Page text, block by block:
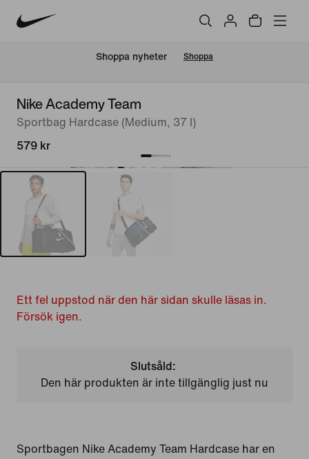
Shoppa nyheter Shoppa
Nike Academy Team
Sportbag Hardcase (Medium, 37 l)
579 kr
Ett fel uppstod när den här sidan skulle läsas in.
Försök igen.
Slutsåld:
Den här produkten är inte tillgänglig just nu
Sportbagen Nike Academy Team Hardcase har en